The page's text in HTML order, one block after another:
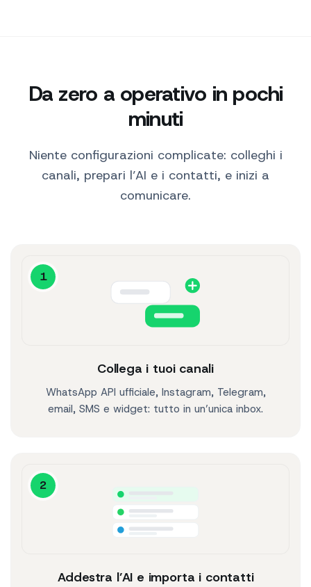
10:31
Da zero a operativo in pochi
minuti
Niente configurazioni complicate: colleghi i
canali, prepari l’AI e i contatti, e inizi a
comunicare.
1
Collega i tuoi canali
WhatsApp API ufficiale, Instagram, Telegram,
email, SMS e widget: tutto in un’unica inbox.
2
Addestra l’AI e importa i contatti